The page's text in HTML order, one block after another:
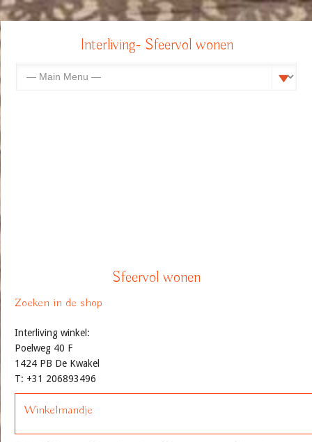
Interliving- Sfeervol wonen
Sfeervol wonen
Zoeken in de shop
Interliving winkel:
Poelweg 40 F
1424 PB De Kwakel
T: +31 206893496
Winkelmandje